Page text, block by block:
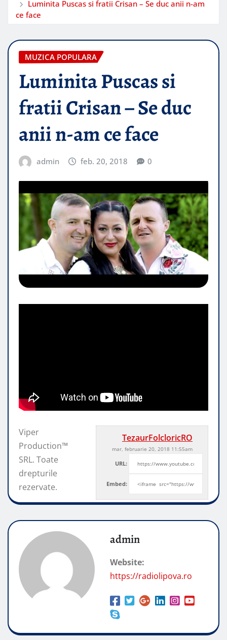
Luminita Puscas si fratii Crisan – Se duc anii n-am
ce face
MUZICA POPULARA
Luminita Puscas si
fratii Crisan – Se duc
anii n-am ce face
admin feb. 20, 2018 0
TezaurFolcloricRO
mar, februarie 20, 2018 11:55am
URL:
Embed:
Viper
Production™
SRL. Toate
drepturile
rezervate.
admin
Website:
https://radiolipova.ro